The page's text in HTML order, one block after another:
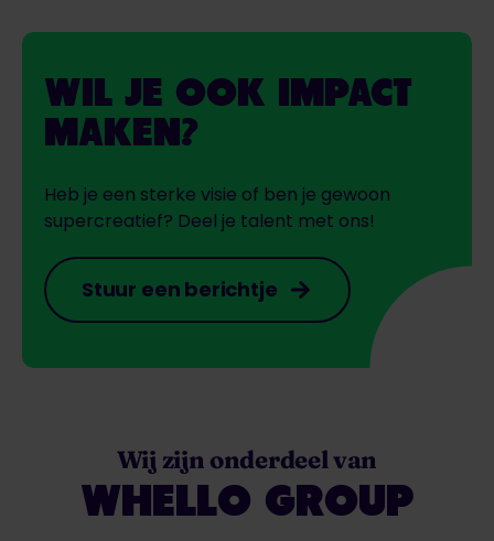
WIL JE OOK IMPACT
MAKEN?
Heb je een sterke visie of ben je gewoon
supercreatief? Deel je talent met ons!
Stuur een berichtje
Wij zijn onderdeel van
WHELLO GROUP